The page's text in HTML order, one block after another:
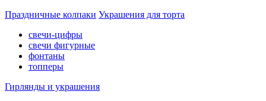
Праздничные колпаки Украшения для торта
свечи-цифры
свечи фигурные
фонтаны
топперы
Гирлянды и украшения